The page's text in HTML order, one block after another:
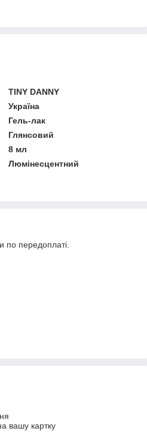
TINY DANNY
Україна
Гель-лак
Глянсовий
8 мл
Люмінесцентний
по передоплаті.
вашу картку